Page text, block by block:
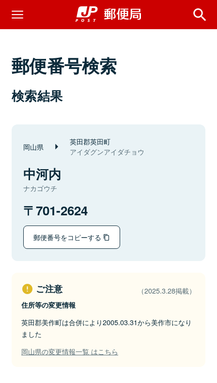
郵便番号検索
検索結果
岡山県 英田郡英田町
アイダグンアイダチョウ
中河内
ナカゴウチ
701-2624
郵便番号をコピーする
ご注意 （2025.3.28掲載）
住所等の変更情報
英田郡美作町は合併により2005.03.31から美作市になり
ました
岡山県の変更情報一覧 はこちら